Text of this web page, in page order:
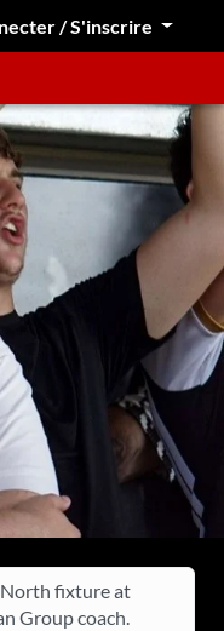
/ S'inscrire
North fixture at
Group coach.